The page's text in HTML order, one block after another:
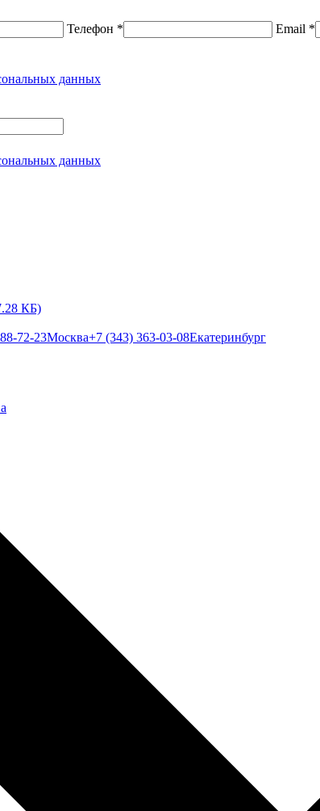
Телефон * Email *
данных
данных
КБ)
72-23Москва+7 (343) 363-03-08Екатеринбург